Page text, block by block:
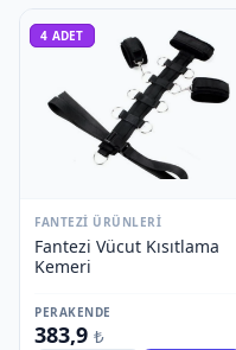
4 ADET
FANTEZI ÜRÜNLERI
Fantezi Vücut Kısıtlama
Kemeri
PERAKENDE
383,9 ₺